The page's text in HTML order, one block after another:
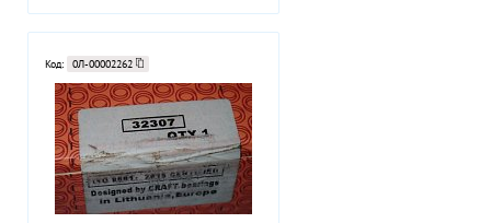
Код: 0Л-00002262